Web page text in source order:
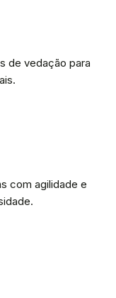
de vedação para
com agilidade e